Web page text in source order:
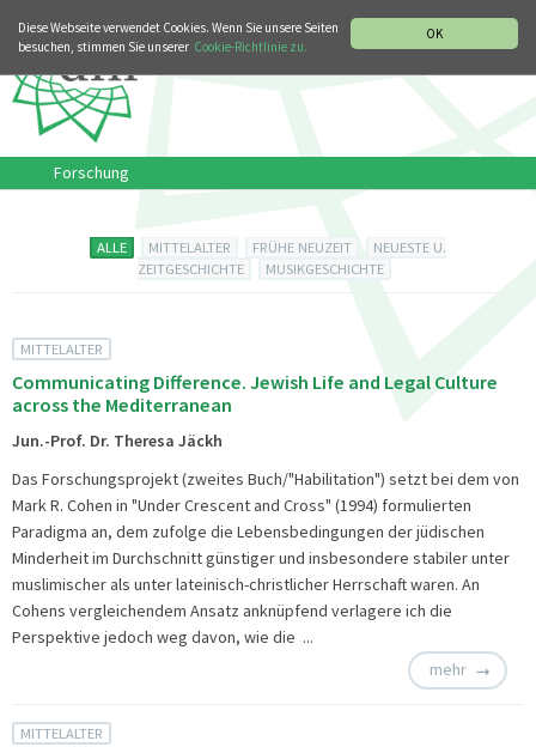
OK
Diese Webseite verwendet Cookies. Wenn Sie unsere Seiten
besuchen, stimmen Sie unserer Cookie-Richtlinie zu.
Forschung
ALLE MITTELALTER FRÜHE NEUZEIT
NEUESTE U.
ZEITGESCHICHTE
MUSIKGESCHICHTE
MITTELALTER
Communicating Difference. Jewish Life and Legal Culture
across the Mediterranean
Jun.-Prof. Dr. Theresa Jäckh
Das Forschungsprojekt (zweites Buch/"Habilitation") setzt bei dem von
Mark R. Cohen in "Under Crescent and Cross" (1994) formulierten
Paradigma an, dem zufolge die Lebensbedingungen der jüdischen
Minderheit im Durchschnitt günstiger und insbesondere stabiler unter
muslimischer als unter lateinisch-christlicher Herrschaft waren. An
Cohens vergleichendem Ansatz anknüpfend verlagere ich die
Perspektive jedoch weg davon, wie die ...
mehr
MITTELALTER